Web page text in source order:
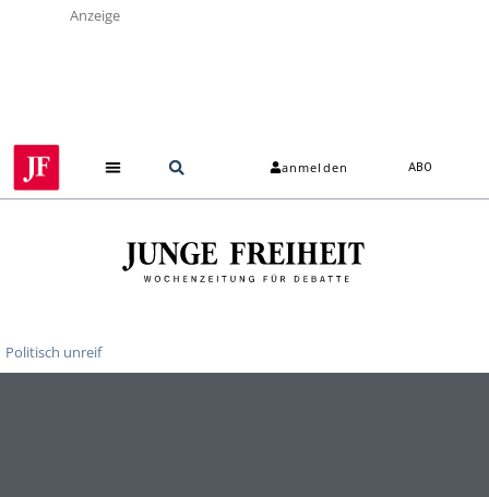
Anzeige
anmelden ABO
Politisch unreif